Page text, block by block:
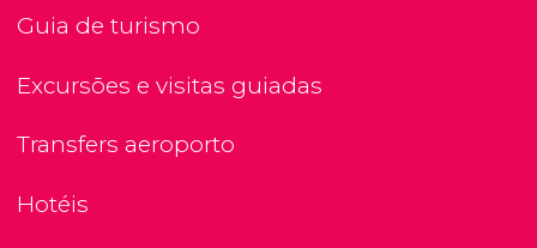
Guia de turismo
Excursões e visitas guiadas
Transfers aeroporto
Hotéis